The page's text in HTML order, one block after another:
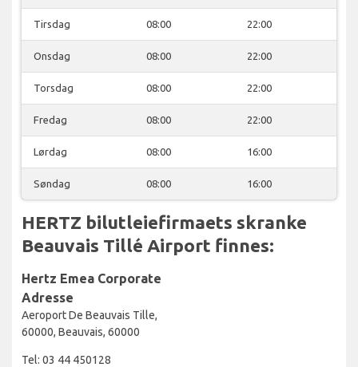
Tirsdag 08:00 22:00
Onsdag 08:00 22:00
Torsdag 08:00 22:00
Fredag 08:00 22:00
Lørdag 08:00 16:00
Søndag 08:00 16:00
HERTZ bilutleiefirmaets skranke
Beauvais Tillé Airport finnes:
Hertz Emea Corporate
Adresse
Aeroport De Beauvais Tille,
60000, Beauvais, 60000
Tel: 03 44 450128